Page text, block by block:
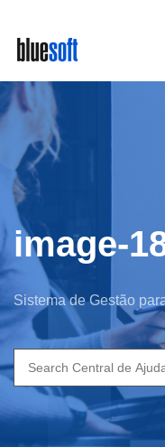
main
content
image-
Sistema de Gestão
Search
for: